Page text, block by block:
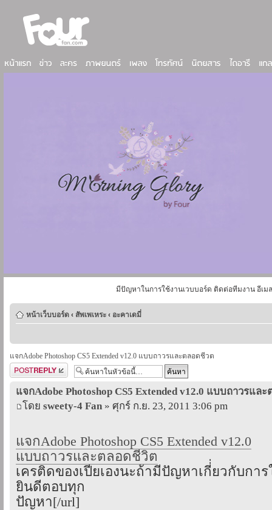
มีปัญหาในการใช้งานเวบบอร์ด ติดต่อทีมงาน อีเม
หน้าเว็บบอร์ด ‹ สัพเพเหระ ‹ อะคาเดมี่
แจกAdobe Photoshop CS5 Extended v12.0 แบบถาวรและตลอดชีวต
ตอบกระทู้
แจกAdobe Photoshop CS5 Extended v12.0 แบบถาวรแล
โดย sweety-4 Fan » ศุกร์ ก.ย. 23, 2011 3:06 pm
แจกAdobe Photoshop CS5 Extended v12.0
แบบถาวรและตลอดชีวิต
เครติดของเปียเองนะถ้ามีปัญหาเกี่่ยวกับกา
ยินดีตอบทุก
ปัญหา[/url]